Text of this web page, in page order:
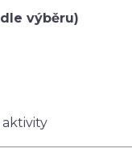
výběru)
aktivity